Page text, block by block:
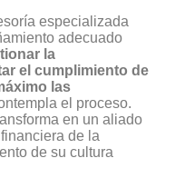
especializada
adecuado
la
el cumplimiento de
las
el proceso.
en un aliado
de la
de su cultura